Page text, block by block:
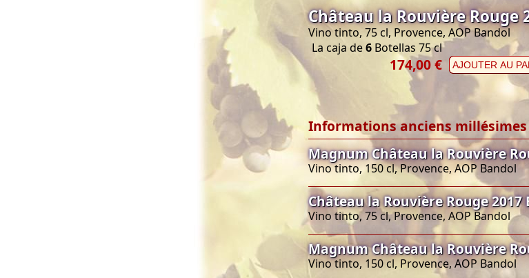
Château la Rouvière Rouge
Vino tinto, 75 cl, Provence, AOP Bandol
La caja de6 Botellas 75 cl
174,00 € AJOUTER AU
Informations anciens millésimes
Magnum Château la Rouvière
Vino tinto, 150 cl, Provence, AOP Bandol
Château la Rouvière Rouge
Vino tinto, 75 cl, Provence, AOP Bandol
Magnum Château la Rouvière
Vino tinto, 150 cl, Provence, AOP Bandol